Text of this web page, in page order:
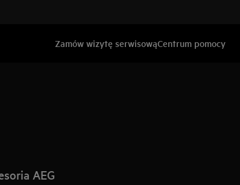
Zamów wizytę serwisowąCentrum pomocy
AEG